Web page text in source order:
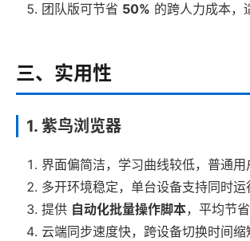
团队版可节省 50% 的跨人力成本，
三、实用性
1. 紫鸟浏览器
界面偏简洁，学习曲线较低，普通用
多开环境稳定，单台设备支持同时运
提供 自动化批量操作脚本，平均节
云端同步速度快，跨设备切换时间缩